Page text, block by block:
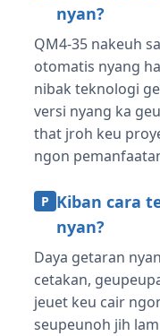
nyan?
QM4-35 nakeuh
otomatis nyang
nibak teknologi
versi nyang ka
that jroh keu
ngon
P Kiban cara
nyan?
Daya getaran
cetakan,
jeuet keu cair
seupeunoh jih